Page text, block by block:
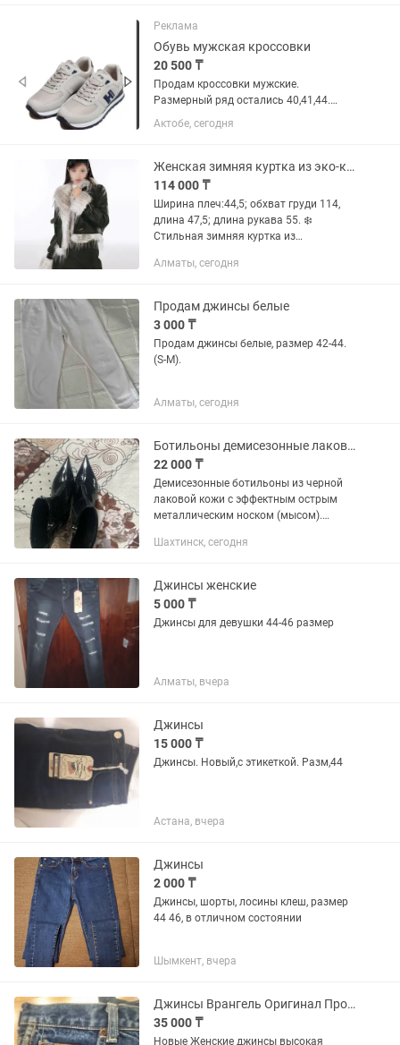
44) ▪️ Состояние: отличное /...
Реклама
Обувь мужская кроссовки
20 500 ₸
Продам кроссовки мужские.
Размерный ряд остались 40,41,44.
Цена 22500 тенге.НОВАЯ ЦЕНА 20500
тенге. Есть в двух цветах синий и
поставки, очень удобные. Подошва...
Актобе, сегодня
Женская зимняя куртка из эко-кожи с мехом
114 000 ₸
Ширина плеч:44,5; обхват груди 114,
длина 47,5; длина рукава 55. ❄️
Стильная зимняя куртка из
подкладкой и роскошным меховым
Алматы, сегодня
Продам джинсы белые
3 000 ₸
Продам джинсы белые, размер 42-44.
(S-M).
Алматы, сегодня
Ботильоны демисезонные лаковые с острым мысом
22 000 ₸
Демисезонные ботильоны из черной
лаковой кожи с эффектным острым
металлическим носком (мысом).
аналогичные модели стоят от 44 000
Шахтинск, сегодня
Джинсы женские
5 000 ₸
Джинсы для девушки 44-46 размер
Алматы, вчера
Джинсы
15 000 ₸
Джинсы. Новый,с этикеткой. Разм,44
Астана, вчера
Джинсы
2 000 ₸
Джинсы, шорты, лосины клеш, размер
44 46, в отличном состоянии
Шымкент, вчера
Джинсы Врангель Оригинал Производство США
35 000 ₸
Новые Женские джинсы высокая